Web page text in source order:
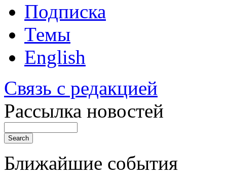
Подписка
Темы
English
Связь с редакцией
Рассылка новостей
Ближайшие события